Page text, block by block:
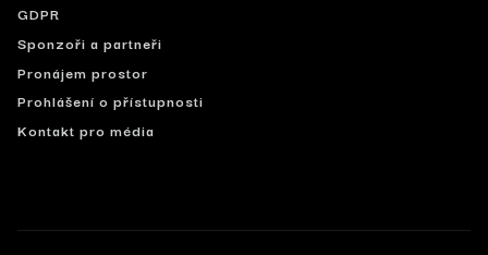
GDPR
Sponzoři a partneři
Pronájem prostor
Prohlášení o přístupnosti
Kontakt pro média